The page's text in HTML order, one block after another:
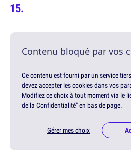
Contenu bloqué par vos
Ce contenu est fourni par un service
devez accepter les cookies dans vos
Modifiez ce choix à tout moment via le
de la Confidentialité" en bas de page.
Gérer mes choix